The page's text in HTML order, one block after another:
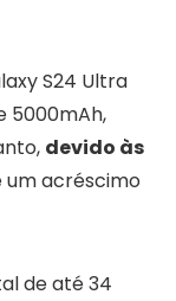
S24 Ultra
5000mAh,
devido às
um acréscimo
de até 34